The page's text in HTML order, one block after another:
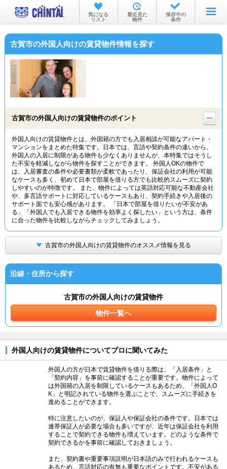
お部屋を探す
沿線・駅から
物件特集から
TOP
気になる
リスト
最近見た
物件
保存中の
条件
古賀市の外国人向けの賃貸物件情報を探す
古賀市の外国人向けの賃貸物件のポイント
外国人向けの賃貸物件とは、外国籍の方でも入居相談が可能なアパート・
マンションをまとめた特集です。日本では、言語や契約条件の違いから、
外国人の入居に制限がある物件も少なくありませんが、本特集ではそうし
た不安を軽減しながら物件を探すことができます。 外国人OKの物件で
は、入居審査の条件や必要書類が柔軟であったり、保証会社の利用が可能
なケースも多く、初めて日本で部屋を借りる方でも比較的スムーズに契約
しやすいのが特徴です。 また、物件によっては英語対応可能な不動産会社
や、多言語サポートに対応しているケースもあり、契約手続きや入居後の
サポート面でも安心感があります。 「日本で部屋を借りたいが不安があ
る」「外国人でも入居できる物件を効率よく探したい」という方は、条件
に合った物件を比較しながらチェックしてみましょう。
古賀市の外国人向けの賃貸物件のオススメ情報を見る
沿線・住所から探す
古賀市の外国人向けの賃貸物件
物件一覧へ
外国人向けの賃貸物件についてプロに聞いてみた
外国人の方が日本で賃貸物件を借りる際は、「入居条件」と
「契約内容」を事前に確認することが重要です。物件によって
は外国籍の入居を制限しているケースもあるため、「外国人O
K」と明記されている物件を選ぶことで、スムーズに手続きを
進めることができます。
特に注意したいのが、保証人や保証会社の条件です。日本では
連帯保証人が必要な場合も多いですが、近年は保証会社を利用
することで契約できる物件も増えています。どのような条件で
契約できるかを事前に確認しておきましょう。
また、契約書や重要事項説明が日本語のみで行われるケースも
あるため、言語対応の有無も重要なポイントです。不安がある